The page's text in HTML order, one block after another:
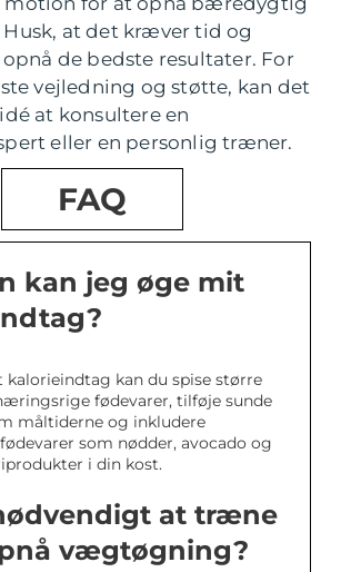
at det kræver tid og
de bedste resultater. For
vejledning og støtte, kan det
at konsultere en
eller en personlig træner.
FAQ
kan jeg øge mit
kalorieindtag kan du spise større
fødevarer, tilføje sunde
måltiderne og inkludere
som nødder, avocado og
i din kost.
at træne
vægtøgning?